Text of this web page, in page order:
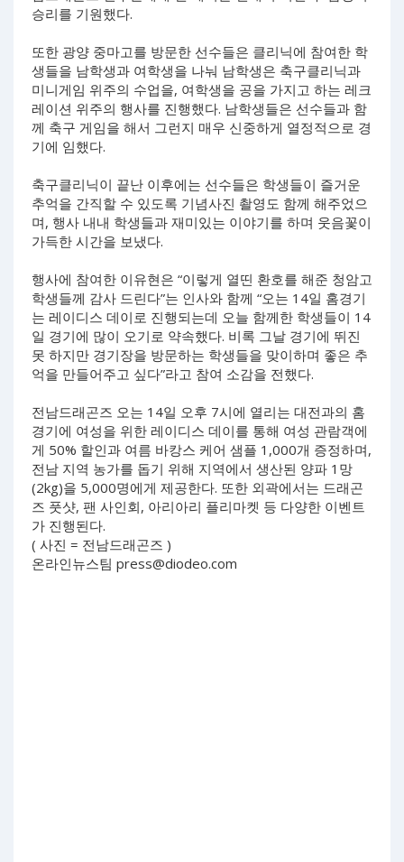
승리를 기원했다.
또한 광양 중마고를 방문한 선수들은 클리닉에 참여한 학
생들을 남학생과 여학생을 나눠 남학생은 축구클리닉과
미니게임 위주의 수업을, 여학생을 공을 가지고 하는 레크
레이션 위주의 행사를 진행했다. 남학생들은 선수들과 함
께 축구 게임을 해서 그런지 매우 신중하게 열정적으로 경
기에 임했다.
축구클리닉이 끝난 이후에는 선수들은 학생들이 즐거운
추억을 간직할 수 있도록 기념사진 촬영도 함께 해주었으
며, 행사 내내 학생들과 재미있는 이야기를 하며 웃음꽃이
가득한 시간을 보냈다.
행사에 참여한 이유현은 “이렇게 열띤 환호를 해준 청암고
학생들께 감사 드린다”는 인사와 함께 “오는 14일 홈경기
는 레이디스 데이로 진행되는데 오늘 함께한 학생들이 14
일 경기에 많이 오기로 약속했다. 비록 그날 경기에 뛰진
못 하지만 경기장을 방문하는 학생들을 맞이하며 좋은 추
억을 만들어주고 싶다”라고 참여 소감을 전했다.
전남드래곤즈 오는 14일 오후 7시에 열리는 대전과의 홈
경기에 여성을 위한 레이디스 데이를 통해 여성 관람객에
게 50% 할인과 여름 바캉스 케어 샘플 1,000개 증정하며,
전남 지역 농가를 돕기 위해 지역에서 생산된 양파 1망
(2kg)을 5,000명에게 제공한다. 또한 외곽에서는 드래곤
즈 풋샷, 팬 사인회, 아리아리 플리마켓 등 다양한 이벤트
가 진행된다.
( 사진 = 전남드래곤즈 )
온라인뉴스팀 press@diodeo.com